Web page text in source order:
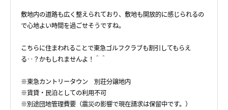
敷地内の道路も広く整えられており、敷地も開放的に感じられるの
で心地よい時間を過ごせそうですね。
こちらに住まわれることで東急ゴルフクラブも割引してもらえ
る‥？かもしれませんよ！＾＾
※東急カントリータウン 別荘分譲地内
※賃貸・民泊としての利用不可
※別途団地管理費要（震災の影響で現在請求は保留中です。）